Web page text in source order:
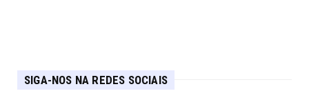
SIGA-NOS NA REDES SOCIAIS